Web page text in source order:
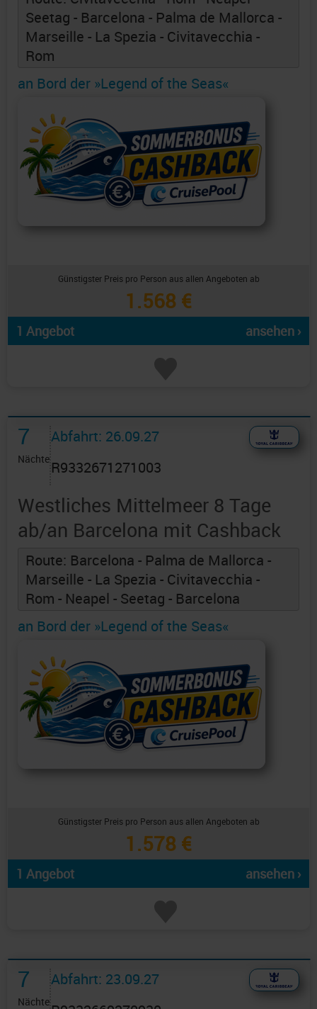
Seetag - Barcelona - Palma de Mallorca -
Marseille - La Spezia - Civitavecchia -
Rom
an Bord der »Legend of the Seas«
Günstigster Preis pro Person aus allen Angeboten ab
1.568 €
1 Angebot ansehen ›
7
Nächte
Abfahrt: 26.09.27
R9332671271003
Westliches Mittelmeer 8 Tage
ab/an Barcelona mit Cashback
Route: Barcelona - Palma de Mallorca -
Marseille - La Spezia - Civitavecchia -
Rom - Neapel - Seetag - Barcelona
an Bord der »Legend of the Seas«
Günstigster Preis pro Person aus allen Angeboten ab
1.578 €
1 Angebot ansehen ›
7
Nächte
Abfahrt: 23.09.27